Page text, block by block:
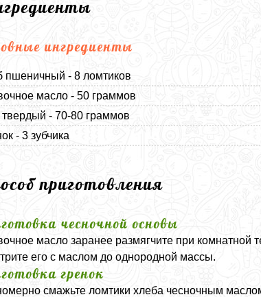
ингредиенты
пшеничный - 8 ломтиков
масло - 50 граммов
- 70-80 граммов
- 3 зубчика
приготовления
чесночной основы
масло заранее размягчите при комнатной
его с маслом до однородной массы.
гренок
смажьте ломтики хлеба чесночным